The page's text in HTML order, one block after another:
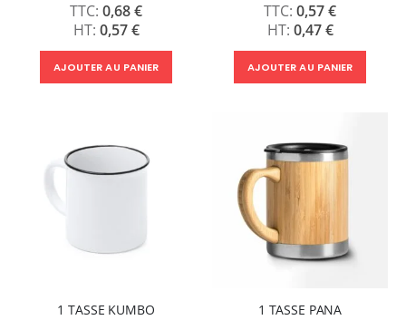
0,68 €
0,57 €
AJOUTER AU PANIER
0,57 €
0,47 €
AJOUTER AU PANIER
1 TASSE KUMBO 1 TASSE PANA